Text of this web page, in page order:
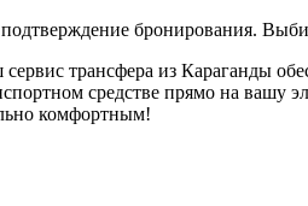
бронирования.
трансфера из Караганды
средстве прямо на вашу
комфортным!